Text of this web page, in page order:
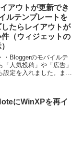
アウトが更新でき
ルテンプレートを
たらレイアウトが
（ウィジェットの
・Bloggerのモバイルテ
人気投稿」や「広告」
定を入れました。まぁ
にWinXPを再イ